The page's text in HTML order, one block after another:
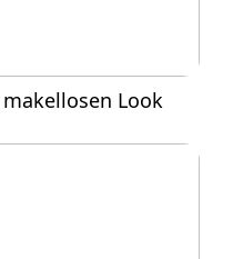
Look